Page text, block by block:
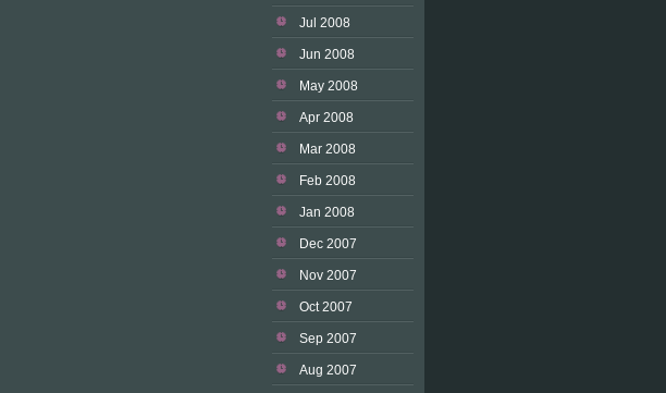
Jul 2008
Jun 2008
May 2008
Apr 2008
Mar 2008
Feb 2008
Jan 2008
Dec 2007
Nov 2007
Oct 2007
Sep 2007
Aug 2007